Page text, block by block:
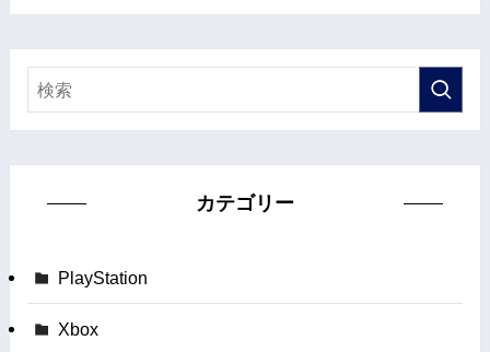
カテゴリー
PlayStation
Xbox